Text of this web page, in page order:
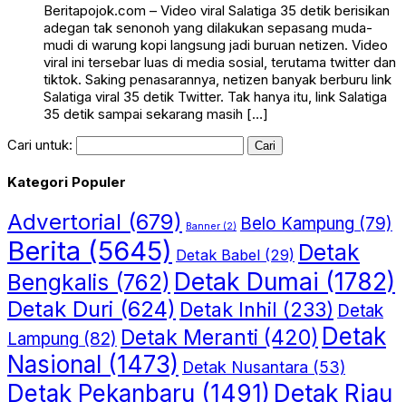
Beritapojok.com – Video viral Salatiga 35 detik berisikan
adegan tak senonoh yang dilakukan sepasang muda-
mudi di warung kopi langsung jadi buruan netizen. Video
viral ini tersebar luas di media sosial, terutama twitter dan
tiktok. Saking penasarannya, netizen banyak berburu link
Salatiga viral 35 detik Twitter. Tak hanya itu, link Salatiga
35 detik sampai sekarang masih […]
Cari untuk:
Kategori Populer
Advertorial (679) Banner (2) Belo Kampung (79)
Berita (5645) Detak Babel (29) Detak
Bengkalis (762) Detak Dumai (1782)
Detak Duri (624) Detak Inhil (233) Detak
Lampung (82) Detak Meranti (420) Detak
Nasional (1473) Detak Nusantara (53)
Detak Pekanbaru (1491) Detak Riau